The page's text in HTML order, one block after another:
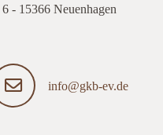
- 15366 Neuenhagen
info@gkb-ev.de